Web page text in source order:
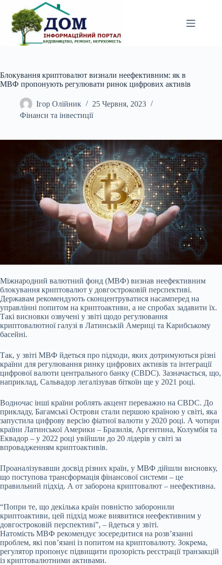
вмісту
Блокування криптовалют визнали неефективним: як в
МВФ пропонують регулювати ринок цифрових активів
Ігор Олійник
25 Червня, 2023
Фінанси та інвестиції
Міжнародний валютний фонд (МВФ) визнав неефективним
блокування криптовалют у довгостроковій перспективі.
Державам рекомендують сконцентруватися насамперед на
управлінні попитом на криптоактиви, а не спробах задавити їх.
Такі висновки озвучені у звіті щодо регулювання
криптовалютної галузі в Латинській Америці та Карибському
басейні.
Так, у звіті МВФ йдеться про підходи, яких дотримуються різні
країни для регулювання ринку цифрових активів та інтеграції
цифрової валюти центрального банку (CBDC). Зазначається, що,
наприклад, Сальвадор легалізував біткоїн ще у 2021 році.
Водночас інші країни роблять акцент переважно на CBDC. До
прикладу, Багамські Острови стали першою країною у світі, яка
запустила цифрову версію фіатної валюти у 2020 році. А чотири
країни Латинської Америки – Бразилія, Аргентина, Колумбія та
Еквадор – у 2022 році увійшли до 20 лідерів у світі за
впровадженням криптоактивів.
Проаналізувавши досвід різних країн, у МВФ дійшли висновку,
що поступова трансформація фінансової системи – це
правильний підхід. А от заборона криптовалют – неефективна.
“Попри те, що декілька країн повністю заборонили
криптоактиви, цей підхід може виявитися неефективним у
довгостроковій перспективі”, – йдеться у звіті.
Натомість МВФ рекомендує зосередитися на розв’язанні
проблем, які пов’язані із попитом на криптовалюту. Зокрема,
регулятор пропонує підвищити прозорість реєстрації транзакцій
із криптовалютними активами.